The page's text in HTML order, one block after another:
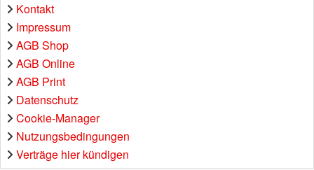
Kontakt
Impressum
AGB Shop
AGB Online
AGB Print
Datenschutz
Cookie-Manager
Nutzungsbedingungen
Verträge hier kündigen